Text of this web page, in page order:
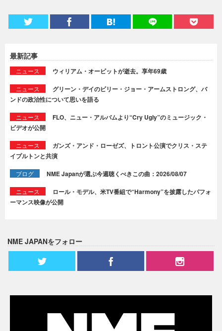
最新記事
ニュース ウィリアム・オービットが逝去。享年69歳
ニュース
グリーン・デイのビリー・ジョー・アームストロング、バ
ンドの政治性について思いを語る
ニュース
FLO、ニュー・アルバムより“Cry Ugly”のミュージック・
ビデオが公開
ニュース
ガンズ・アンド・ローゼズ、トロント公演でクリス・ステ
イプルトンと共演
ブログ NME Japanが選ぶ今週聴くべきこの曲：2026/08/07
ニュース
ロール・モデル、米TV番組で“Harmony”を披露したパフォ
ーマンス映像が公開
NME JAPANをフォロー